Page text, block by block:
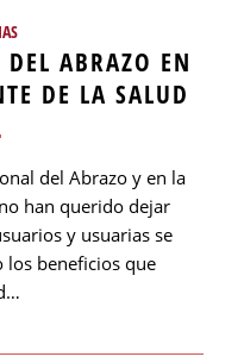
ABRAZO EN
DE LA SALUD
del Abrazo y en la
han querido dejar
y usuarias se
los beneficios que